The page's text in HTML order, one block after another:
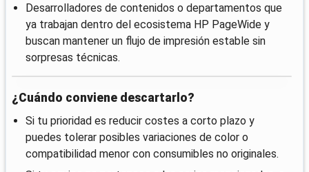
Desarrolladores de contenidos o departamentos que
ya trabajan dentro del ecosistema HP PageWide y
buscan mantener un flujo de impresión estable sin
sorpresas técnicas.
¿Cuándo conviene descartarlo?
Si tu prioridad es reducir costes a corto plazo y
puedes tolerar posibles variaciones de color o
compatibilidad menor con consumibles no originales.